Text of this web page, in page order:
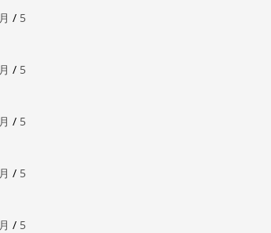
/ 5
/ 5
/ 5
/ 5
/ 5